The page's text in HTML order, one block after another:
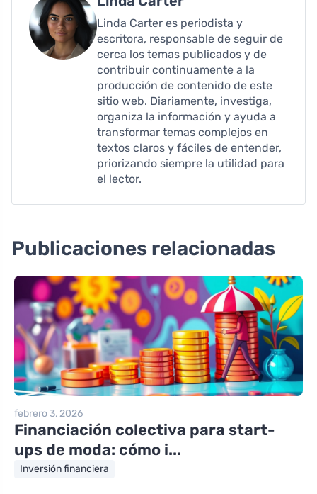
Linda Carter es periodista y
escritora, responsable de seguir de
cerca los temas publicados y de
contribuir continuamente a la
producción de contenido de este
sitio web. Diariamente, investiga,
organiza la información y ayuda a
transformar temas complejos en
textos claros y fáciles de entender,
priorizando siempre la utilidad para
el lector.
Publicaciones relacionadas
febrero 3, 2026
Financiación colectiva para start-
ups de moda: cómo i...
Inversión financiera